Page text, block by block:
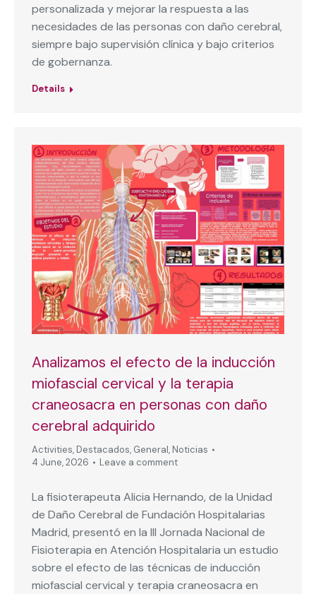
personalizada y mejorar la respuesta a las
necesidades de las personas con daño cerebral,
siempre bajo supervisión clínica y bajo criterios
de gobernanza.
Details
Analizamos el efecto de la inducción
miofascial cervical y la terapia
craneosacra en personas con daño
cerebral adquirido
Activities, Destacados, General, Noticias
4 June, 2026
Leave a comment
La fisioterapeuta Alicia Hernando, de la Unidad
de Daño Cerebral de Fundación Hospitalarias
Madrid, presentó en la III Jornada Nacional de
Fisioterapia en Atención Hospitalaria un estudio
sobre el efecto de las técnicas de inducción
miofascial cervical y terapia craneosacra en